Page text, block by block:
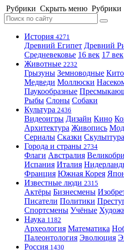
Рубрики Скрыть меню Рубрики
История 4271
Древний Египет Древний
Средневековье 16 век 17 век
Животные 2232
Грызуны Земноводные
Медведи Моллюски
Паукообразные
Рыбы Слоны Собаки
Культура 2436
Видеоигры Дизайн Кино
Архитектура Живопись
Сериалы Сказки Скульптура
Города и страны 2734
Флаги Австралия
Испания Италия
Франция Южная Корея
Известные люди 2315
Актёры Бизнесмены
Писатели Политики
Спортсмены Учёные
Наука 1182
Археология Математика
Палеонтология Эволюция
Россия 1430